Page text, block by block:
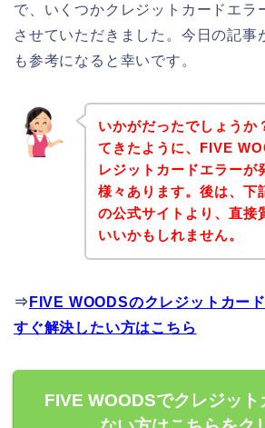
で、いくつかクレジットカードエラ
させていただきました。今日の記事
も参考になると幸いです。
いかがだったでしょうか
てきたように、FIVE
レジットカードエラーが
様々あります。後は、下
の公式サイトより、直接
いいかもしれません。
⇒ FIVE WOODSのクレジットカー
すぐ解決したい方はこちら
FIVE WOODSでクレジット